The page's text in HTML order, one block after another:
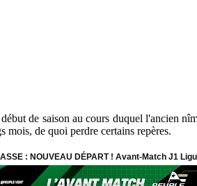
de saison au cours duquel l'ancien
mois, de quoi perdre certains repères.